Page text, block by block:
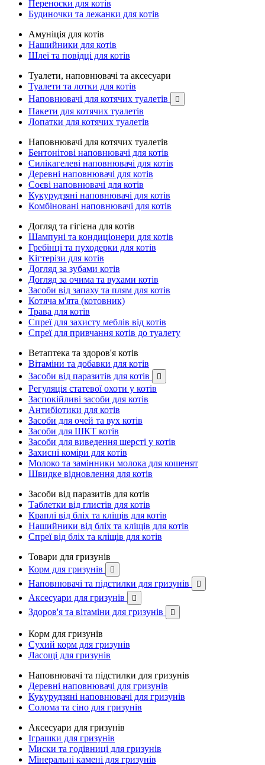
Переноски для котів
Будиночки та лежанки для котів
Амуніція для котів
Нашийники для котів
Шлеї та повідці для котів
Туалети, наповнювачі та аксесуари
Туалети та лотки для котів
Наповнювачі для котячих туалетів

Пакети для котячих туалетів
Лопатки для котячих туалетів
Наповнювачі для котячих туалетів
Бентонітові наповнювачі для котів
Силікагелеві наповнювачі для котів
Деревні наповнювачі для котів
Соєві наповнювачі для котів
Кукурудзяні наповнювачі для котів
Комбіновані наповнювачі для котів
Догляд та гігієна для котів
Шампуні та кондиціонери для котів
Гребінці та пуходерки для котів
Кігтерізи для котів
Догляд за зубами котів
Догляд за очима та вухами котів
Засоби від запаху та плям для котів
Котяча м'ята (котовник)
Трава для котів
Спреї для захисту меблів від котів
Спреї для привчання котів до туалету
Ветаптека та здоров'я котів
Вітаміни та добавки для котів
Засоби від паразитів для котів

Регуляція статевої охоти у котів
Заспокійливі засоби для котів
Антибіотики для котів
Засоби для очей та вух котів
Засоби для ШКТ котів
Засоби для виведення шерсті у котів
Захисні коміри для котів
Молоко та замінники молока для кошенят
Швидке відновлення для котів
Засоби від паразитів для котів
Таблетки від глистів для котів
Краплі від бліх та кліщів для котів
Нашийники від бліх та кліщів для котів
Спреї від бліх та кліщів для котів
Товари для гризунів
Корм для гризунів

Наповнювачі та підстилки для гризунів 
Аксесуари для гризунів 
Здоров'я та вітаміни для гризунів 
Корм для гризунів
Сухий корм для гризунів
Ласощі для гризунів
Наповнювачі та підстилки для гризунів
Деревні наповнювачі для гризунів
Кукурудзяні наповнювачі для гризунів
Солома та сіно для гризунів
Аксесуари для гризунів
Іграшки для гризунів
Миски та годівниці для гризунів
Мінеральні камені для гризунів